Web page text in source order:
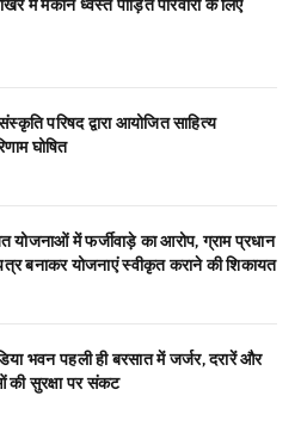
परिषद द्वारा आयोजित साहित्य
घोषित
योजनाओं में फर्जीवाड़े का आरोप, ग्राम प्रधान
बनाकर योजनाएं स्वीकृत कराने की शिकायत
भवन पहली ही बरसात में जर्जर, दरारें और
की सुरक्षा पर संकट